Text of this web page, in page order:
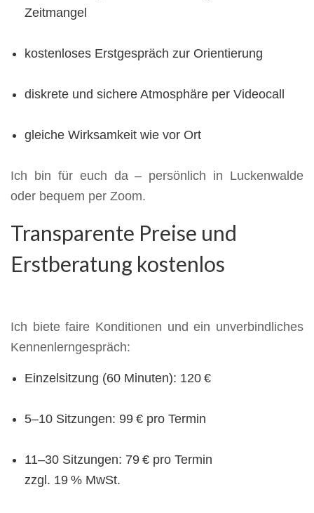
Zeitmangel
kostenloses Erstgespräch zur Orientierung
diskrete und sichere Atmosphäre per Videocall
gleiche Wirksamkeit wie vor Ort
Ich bin für euch da – persönlich in Luckenwalde
oder bequem per Zoom.
Transparente Preise und
Erstberatung kostenlos
Ich biete faire Konditionen und ein unverbindliches
Kennenlerngespräch:
Einzelsitzung (60 Minuten): 120 €
5–10 Sitzungen: 99 € pro Termin
11–30 Sitzungen: 79 € pro Termin
zzgl. 19 % MwSt.